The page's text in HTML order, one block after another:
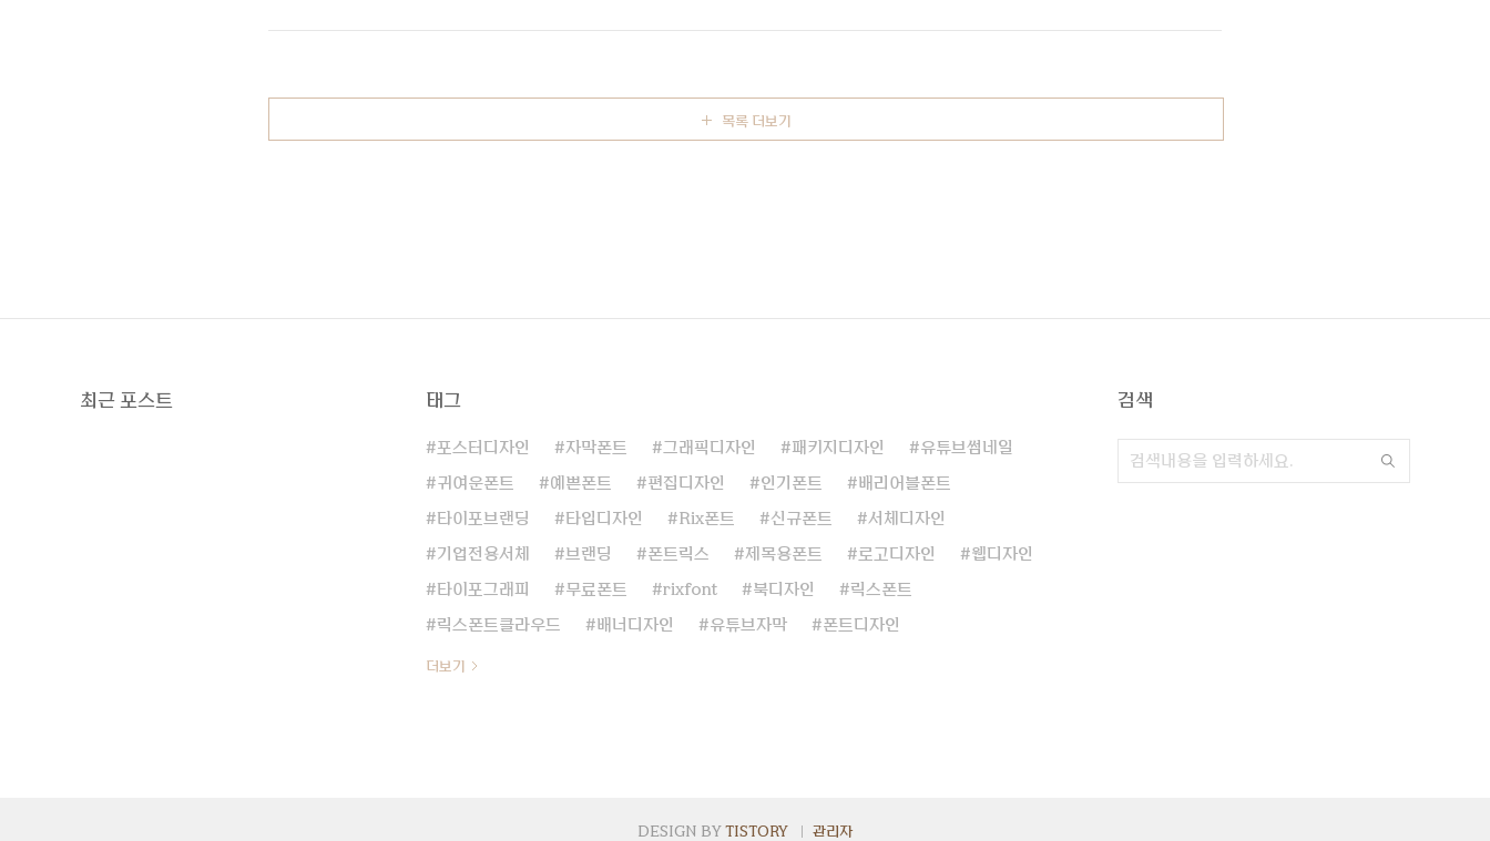
의 폰트나 레터링 작업을 자주 볼 수 있었습니다. 딱딱한 고딕과 부드럽고 자유로운 손글씨
목록 더보기
최근 포스트 태그
포스터디자인 자막폰트 그래픽디자인 패키지디자인 유튜브썸네일
귀여운폰트 예쁜폰트 편집디자인 인기폰트 배리어블폰트
타이포브랜딩 타입디자인 Rix폰트 신규폰트 서체디자인
기업전용서체 브랜딩 폰트릭스 제목용폰트 로고디자인 웹디자인
타이포그래피 무료폰트 rixfont 북디자인 릭스폰트
릭스폰트클라우드 배너디자인 유튜브자막 폰트디자인
더보기
검색
DESIGN BY TISTORY 관리자